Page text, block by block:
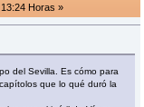
Horas »
del Sevilla. Es cómo para
que lo qué duró la